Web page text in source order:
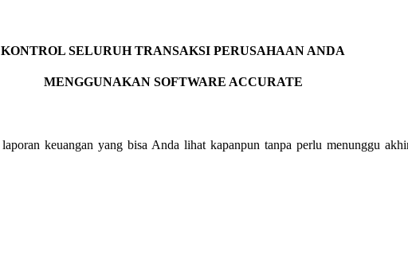
KONTROL SELURUH TRANSAKSI PERUSAHAAN ANDA
MENGGUNAKAN SOFTWARE ACCURATE
keuangan yang bisa Anda lihat kapanpun tanpa perlu menunggu